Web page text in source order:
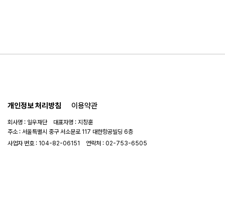
개인정보 처리방침 이용약관
회사명 : 일우재단 대표자명 : 지창훈
주소 : 서울특별시 중구 서소문로 117 대한항공빌딩 6층
사업자 번호 : 104-82-06151
연락처 : 02-753-6505